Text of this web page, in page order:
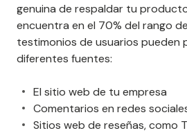
genuina de respaldar tu
encuentra en el 70% del rango
testimonios de usuarios pueden
diferentes fuentes:
El sitio web de tu empresa
Comentarios en redes
Sitios web de reseñas, como